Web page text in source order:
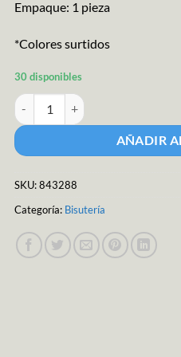
Empaque: 1 pieza
*Colores surtidos
30 disponibles
Pica Rondela 6mm cantidad
AÑADIR
SKU:843288
Categoría: Bisutería